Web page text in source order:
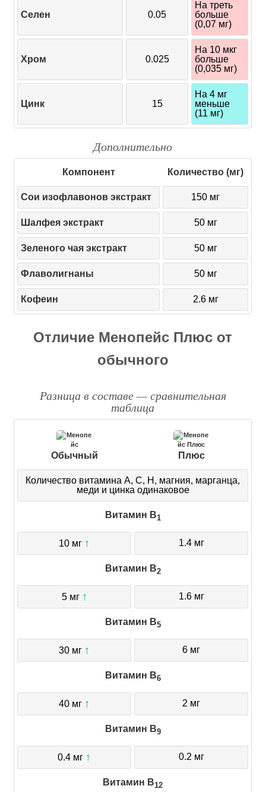
Селен 0.05
На треть
больше
(0,07 мг)
Хром 0.025
На 10 мкг
больше
(0,035 мг)
Цинк 15
На 4 мг
меньше
(11 мг)
Дополнительно
Компонент Количество (мг)
Сои изофлавонов экстракт 150 мг
Шалфея экстракт 50 мг
Зеленого чая экстракт 50 мг
Флаволигнаны 50 мг
Кофеин 2.6 мг
Отличие Менопейс Плюс от
обычного
Разница в составе — сравнительная
таблица
Обычный Плюс
Количество витамина А, C, H, магния, марганца,
меди и цинка одинаковое
Витамин B1
10 мг ↑ 1.4 мг
Витамин B2
5 мг ↑ 1.6 мг
Витамин B5
30 мг ↑ 6 мг
Витамин B6
40 мг ↑ 2 мг
Витамин B9
0.4 мг ↑ 0.2 мг
Витамин B12